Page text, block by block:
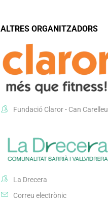
ALTRES ORGANITZADORS
Fundació Claror - Can Carelleu
La Drecera
Correu electrònic